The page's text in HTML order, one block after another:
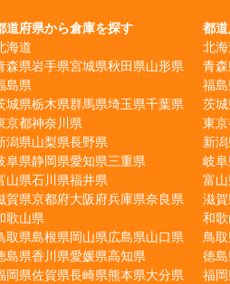
道府県から倉庫を探す
海道
森県岩手県宮城県秋田県山形県
島県
城県栃木県群馬県埼玉県千葉県
京都神奈川県
潟県山梨県長野県
阜県静岡県愛知県三重県
山県石川県福井県
賀県京都府大阪府兵庫県奈良県
歌山県
取県島根県岡山県広島県山口県
島県香川県愛媛県高知県
岡県佐賀県長崎県熊本県大分県
都
北
青
福
茨
東
新
岐
富
滋
和
鳥
徳
福